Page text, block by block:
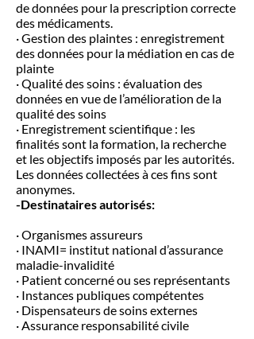
de données pour la prescription correcte
des médicaments.
· Gestion des plaintes : enregistrement
des données pour la médiation en cas de
plainte
· Qualité des soins : évaluation des
données en vue de l’amélioration de la
qualité des soins
· Enregistrement scientifique : les
finalités sont la formation, la recherche
et les objectifs imposés par les autorités.
Les données collectées à ces fins sont
anonymes.
-Destinataires autorisés:
· Organismes assureurs
· INAMI= institut national d’assurance
maladie-invalidité
· Patient concerné ou ses représentants
· Instances publiques compétentes
· Dispensateurs de soins externes
· Assurance responsabilité civile